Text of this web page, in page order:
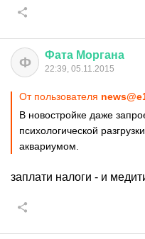
Ф Фата Моргана
22:39, 05.11.2015
От пользователя
В новостройке даже
психологической
аквариумом.
заплати налоги - и